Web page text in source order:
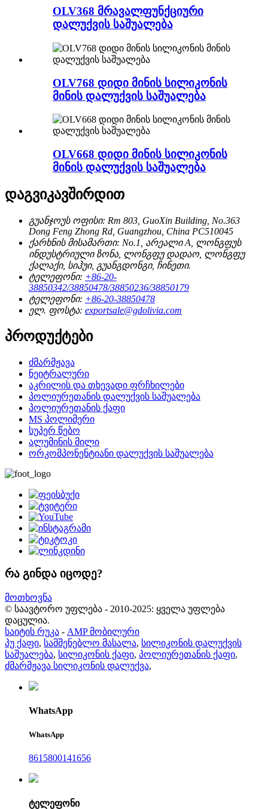
OLV368 მრავალფუნქციური
დალუქვის საშუალება
OLV768 დიდი მინის სილიკონის
მინის დალუქვის საშუალება
OLV668 დიდი მინის სილიკონის
მინის დალუქვის საშუალება
დაგვიკავშირდით
გუანჯოუს ოფისი: Rm 803, GuoXin Building, No.363
Dong Feng Zhong Rd, Guangzhou, China PC510045
ქარხნის მისამართი: No.1, არეალი A, ლონგფუს
ინდუსტრიული ზონა, ლონგფუ დადაო, ლონგფუ
ქალაქი, სიჰუი, გუანგდონგი, ჩინეთი.
ტელეფონი: +86-20-
38850342/38850478/38850236/38850179
ტელეფონი: +86-20-38850478
ელ. ფოსტა: exportsale@gdolivia.com
პროდუქტები
ძმარმჟავა
ნეიტრალური
აკრილის და თხევადი ფრჩხილები
პოლიურეთანის დალუქვის საშუალება
პოლიურეთანის ქაფი
MS პოლიმერი
სუპერ წებო
ალუმინის მილი
ორკომპონენტიანი დალუქვის საშუალება
რა გინდა იცოდე?
მოთხოვნა
© საავტორო უფლება - 2010-2025: ყველა უფლება
დაცულია.
საიტის რუკა - AMP მობილური
პუ ქაფი, სამშენებლო მასალა, სილიკონის დალუქვის
საშუალება, სილიკონის ქაფი, პოლიურეთანის ქაფი,
ძმარმჟავა სილიკონის დალუქვა,
WhatsApp
WhatsApp
8615800141656
ტელეფონი